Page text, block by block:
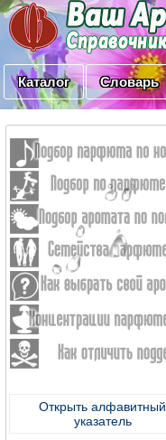
Каталог Словарь
Открыть алфавитный
указатель